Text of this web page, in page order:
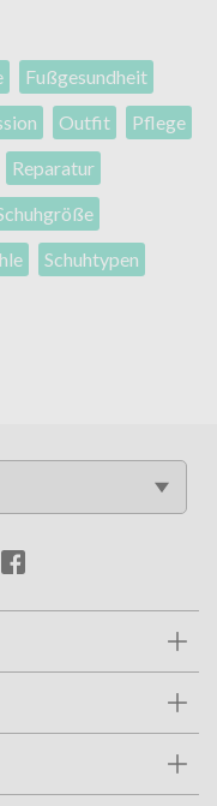
Fußgesundheit
Outfit
Pflege
Reparatur
Schuhtypen